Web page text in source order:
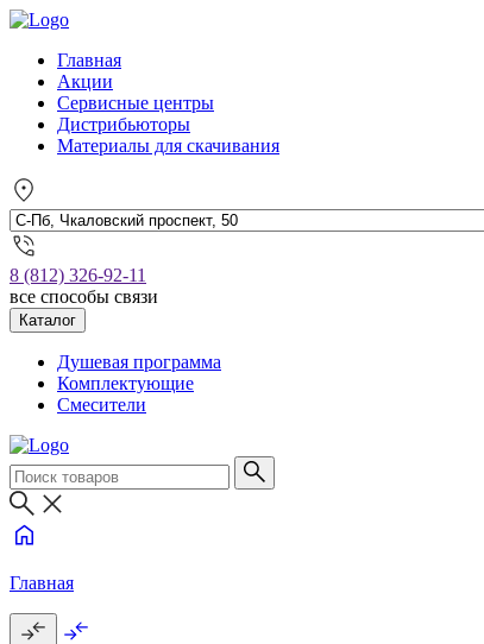
Главная
Акции
Сервисные центры
Дистрибьюторы
Материалы для скачивания
8 (812) 326-92-11
все способы связи
Каталог
Душевая программа
Комплектующие
Смесители
Главная